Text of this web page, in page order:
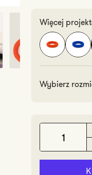
Więcej
Wybierz